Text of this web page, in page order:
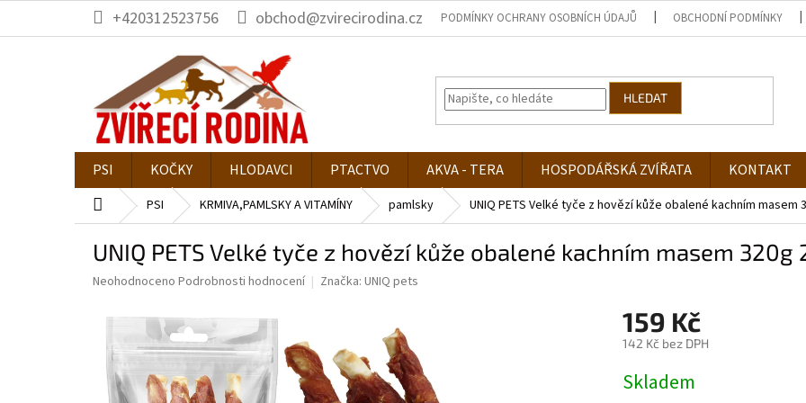
obsah
+420312523756 obchod@zvirecirodina.cz PODMÍNKY OCHRANY OSOBNÍCH ÚDAJŮ OBCHODNÍ PODMÍNKY
HLEDAT
PSI KOČKY HLODAVCI PTACTVO AKVA - TERA HOSPODÁŘSKÁ ZVÍŘATA KONTAKT
Domů PSI KRMIVA,PAMLSKY A VITAMÍNY pamlsky UNIQ PETS Velké tyče z hovězí kůže obalené kachním masem
UNIQ PETS Velké tyče z hovězí kůže obalené kachním masem 320g
Průměrné
produktu
Neohodnoceno Podrobnosti hodnocení Značka: UNIQ pets
159 Kč
142 Kč bez DPH
cena:
Skladem